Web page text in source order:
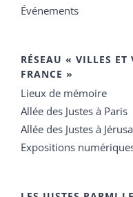
Événements
RÉSEAU « VILLES ET
FRANCE »
Lieux de mémoire
Allée des Justes à Paris
Allée des Justes à
Expositions